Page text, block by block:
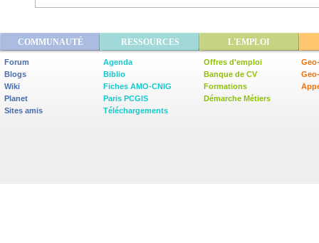
COMMUNAUTÉ RESSOURCES L'EMPLOI
Forum
Blogs
Wiki
Planet
Sites amis
Agenda
Biblio
Fiches AMO-CNIG
Paris PCGIS
Téléchargements
Offres d'emploi
Banque de CV
Formations
Démarche Métiers